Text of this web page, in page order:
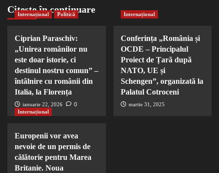
Citește în continuare
Internațional Politică
Ciprian Paraschiv:
„Unirea românilor nu
este doar istorie, ci
destinul nostru comun” –
întâlnire cu românii din
Italia, la Florența
ianuarie 22, 2026 0
Internațional
Conferința „România și
OCDE – Principalul
Proiect de Țară după
NATO, UE și
Schengen”, organizată la
Palatul Cotroceni
martie 31, 2025
Internațional
Europenii vor avea
nevoie de un permis de
călătorie pentru Marea
Britanie. Noua